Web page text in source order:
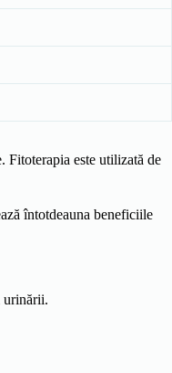
Fitoterapia este utilizată de
întotdeauna beneficiile
urinării.